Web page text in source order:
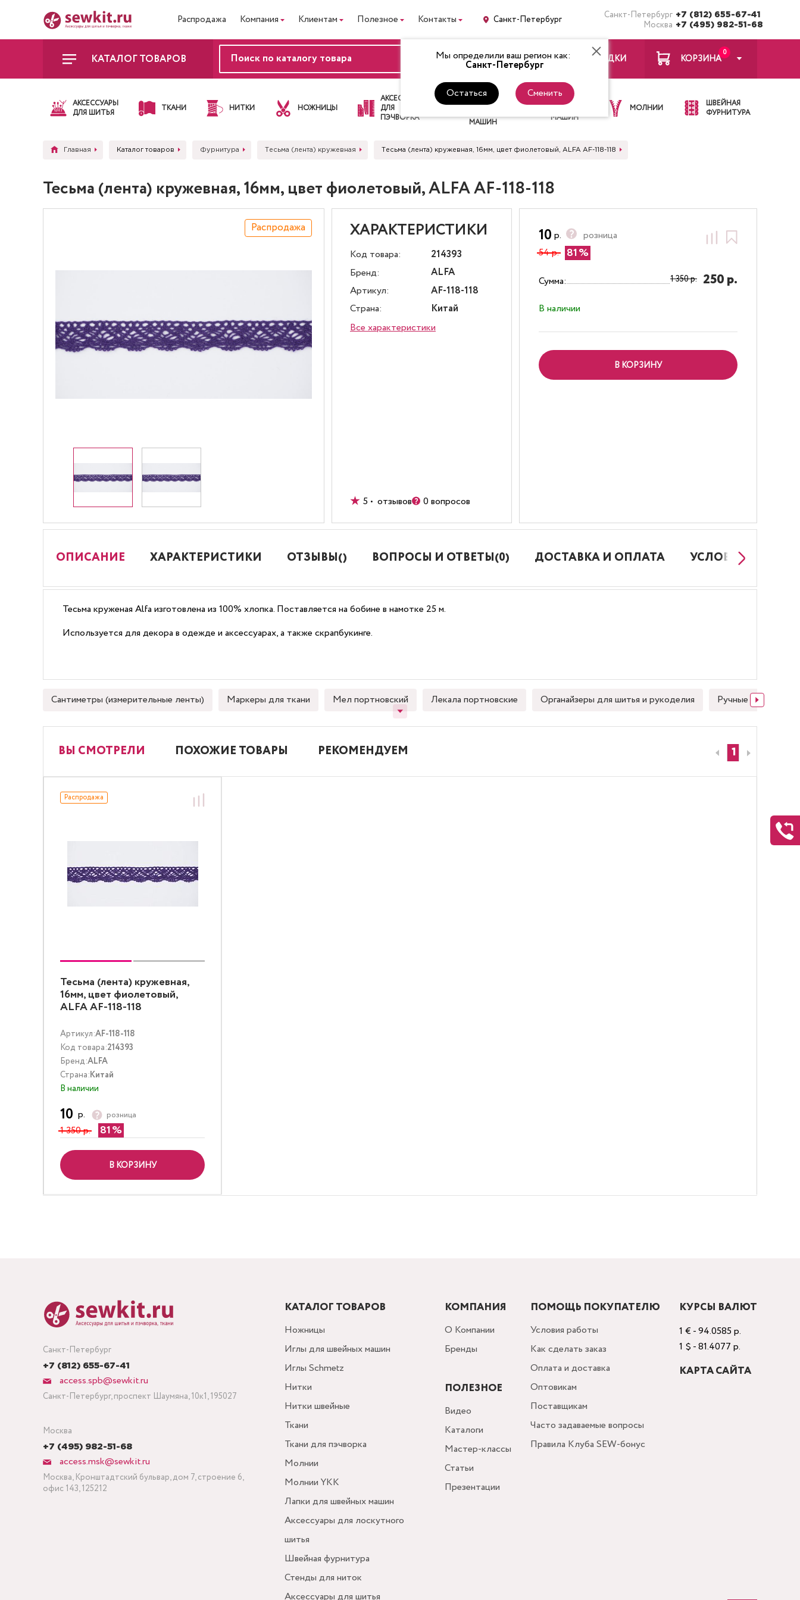
Распродажа Компания Клиентам Полезное Контакты Санкт-Петербург Санкт-Петербург +7 (812) 655-67-41
Москва +7 (495) 982-51-68
Мы определили ваш регион как:
Санкт-Петербург
Остаться Сменить
КАТАЛОГ ТОВАРОВ ВХОД ЗАКЛАДКИ
0
КОРЗИНА
АКСЕССУАРЫ
ДЛЯ ШИТЬЯ
ТКАНИ НИТКИ НОЖНИЦЫ
АКСЕССУАРЫ
ДЛЯ
ПЭЧВОРКА
ЛАПКИ
ДЛЯ
МАШИН
ИГЛЫ ДЛЯ
ШВЕЙНЫХ
МАШИН
МОЛНИИ
ШВЕЙНАЯ
ФУРНИТУРА
Главная Каталог товаров Фурнитура Тесьма (лента) кружевная Тесьма (лента) кружевная, 16мм, цвет фиолетовый, ALFA AF-118-118
Тесьма (лента) кружевная, 16мм, цвет фиолетовый, ALFA AF-118-118
Распродажа ХАРАКТЕРИСТИКИ
Код товара:
214393
Бренд:
ALFA
Артикул:
AF-118-118
Страна:
Китай
Все характеристики
5 • отзывов 0 вопросов
10 р.
розница
54 р.
81
Сумма: 1 350 р. 250 р.
В наличии
В КОРЗИНУ
ОПИСАНИЕ ХАРАКТЕРИСТИКИ ОТЗЫВЫ() ВОПРОСЫ И ОТВЕТЫ(0) ДОСТАВКА И ОПЛАТА УСЛОВИЯ РАБОТЫ
Тесьма круженая Alfa изготовлена из 100% хлопка. Поставляется на бобине в намотке 25 м.
Используется для декора в одежде и аксессуарах, а также скрапбукинге.
Сантиметры (измерительные ленты) Маркеры для ткани Мел портновский Лекала портновские Органайзеры для шитья и рукоделия Ручные швейные
ВЫ СМОТРЕЛИ ПОХОЖИЕ ТОВАРЫ РЕКОМЕНДУЕМ
Распродажа
Тесьма (лента) кружевная,
16мм, цвет фиолетовый,
ALFA AF-118-118
Артикул:AF-118-118
Код товара:214393
Бренд:ALFA
Страна:Китай
В наличии
10 р. розница
1 350 р. 81
В КОРЗИНУ
1
Санкт-Петербург
+7 (812) 655-67-41
access.spb@sewkit.ru
Санкт-Петербург, проспект Шаумяна, 10к1, 195027
Москва
+7 (495) 982-51-68
access.msk@sewkit.ru
Москва, Кронштадтский бульвар, дом 7, строение 6,
офис 143, 125212
КАТАЛОГ ТОВАРОВ
Ножницы
Иглы для швейных машин
Иглы Schmetz
Нитки
Нитки швейные
Ткани
Ткани для пэчворка
Молнии
Молнии YKK
Лапки для швейных машин
Аксессуары для лоскутного
шитья
Швейная фурнитура
Стенды для ниток
Аксессуары для шитья
КОМПАНИЯ
О Компании
Бренды
ПОЛЕЗНОЕ
Видео
Каталоги
Мастер-классы
Статьи
Презентации
ПОМОЩЬ ПОКУПАТЕЛЮ
Условия работы
Как сделать заказ
Оплата и доставка
Оптовикам
Поставщикам
Часто задаваемые вопросы
Правила Клуба SEW-бонус
КУРСЫ ВАЛЮТ
1 € - 94.0585 р.
1 $ - 81.4077 р.
КАРТА САЙТА